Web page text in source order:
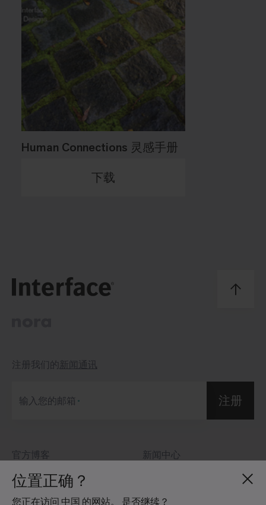
位置正确？
您正在访问 中国 的网站。 是否继续？
Human Connections 灵感手册
下载
官方博客
关于我们
招贤纳士
新闻中心
社区准则
注册我们的新闻通讯
输入您的邮箱 注册